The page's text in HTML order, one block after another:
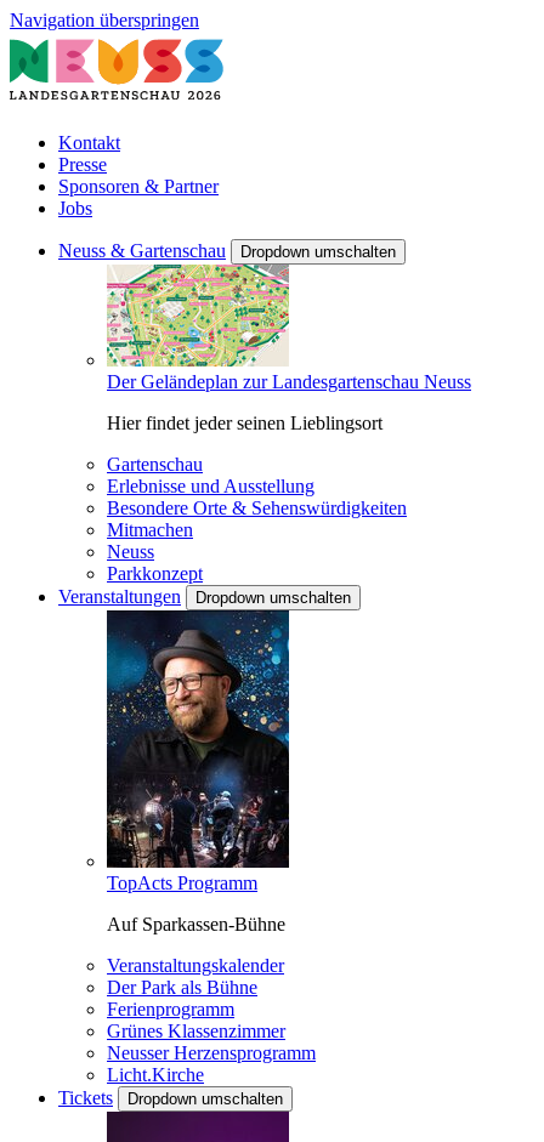
Navigation überspringen
Kontakt
Presse
Sponsoren & Partner
Jobs
Neuss & Gartenschau Dropdown umschalten
Der Geländeplan zur Landesgartenschau Neuss
Hier findet jeder seinen Lieblingsort
Gartenschau
Erlebnisse und Ausstellung
Besondere Orte & Sehenswürdigkeiten
Mitmachen
Neuss
Parkkonzept
Veranstaltungen
Dropdown umschalten
TopActs Programm
Auf Sparkassen-Bühne
Veranstaltungskalender
Der Park als Bühne
Ferienprogramm
Grünes Klassenzimmer
Neusser Herzensprogramm
Licht.Kirche
Tickets
Dropdown umschalten